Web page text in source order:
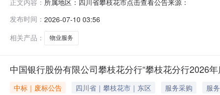
正文内容：
发布时间： 2026-07-10 03:56
相关产品：
物业服务
中国银行股份有限公司攀枝花分行“攀枝花分行2026
中标｜废标公告 四川省｜攀枝花市｜东区 服务采购
服务